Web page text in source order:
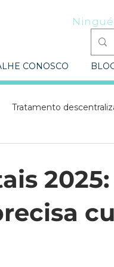
CONOSCO
Tratamento
de tratamento de efluentes
2025: